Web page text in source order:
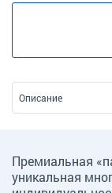
Описание
Премиальная
уникальная